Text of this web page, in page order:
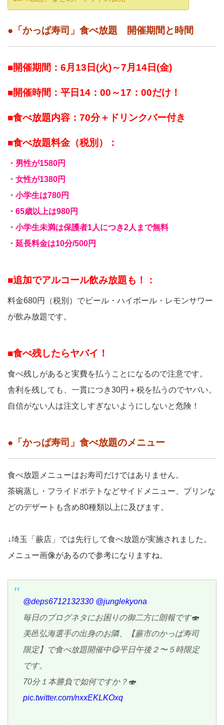
●「かっぱ寿司」食べ放題 開催期間と時間
■開催期間：6月13日(火)～7月14日(金)
■開催時間：平日14：00～17：00だけ！
■食べ放題内容：70分＋ドリンクバー付き
■食べ放題料金（税別）：
・男性が1580円
・女性が1380円
・小学生は780円
・65歳以上は980円
・小学生未満は保護者1人につき2人まで無料
・延長料金は10分/500円
■追加でアルコール飲み放題も！：
料金680円（税別）でビール・ハイボール・レモンサワー
が飲み放題です。
■食べ残したらヤバイ！
食べ残しがあると実費を払うことになるので注意です。
舎利を残しても、一貫につき30円＋税を払うのでヤバい。
自信がない人は注文しすぎないようにしないと危険！
●「かっぱ寿司」食べ放題のメニュー
食べ放題メニューはお寿司だけではありません。
茶碗蒸し・フライドポテトなどサイドメニュー、プリンな
どのデザートも含め80種類以上に及びます。
↓埼玉「蕨店」では先行して食べ放題が実施されました。
メニュー画像があるので参考になりますね。
@deps6712132330 @junglekyona
毎日のブログネタにお困りの御二方に朗報です🍣
美邑弘海選手の出身のお隣、【蕨市のかっぱ寿司
限定】で食べ放題開催中😋平日午後２〜５時限定
です。
70分１本勝負で如何ですか？🍣
pic.twitter.com/nxxEKLKOxq